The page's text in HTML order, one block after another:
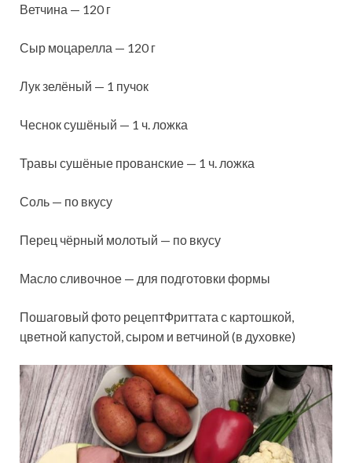
Ветчина — 120 г
Сыр моцарелла — 120 г
Лук зелёный — 1 пучок
Чеснок сушёный — 1 ч. ложка
Травы сушёные прованские — 1 ч. ложка
Соль — по вкусу
Перец чёрный молотый — по вкусу
Масло сливочное — для подготовки формы
Пошаговый фото рецептФриттата с картошкой,
цветной капустой, сыром и ветчиной (в духовке)